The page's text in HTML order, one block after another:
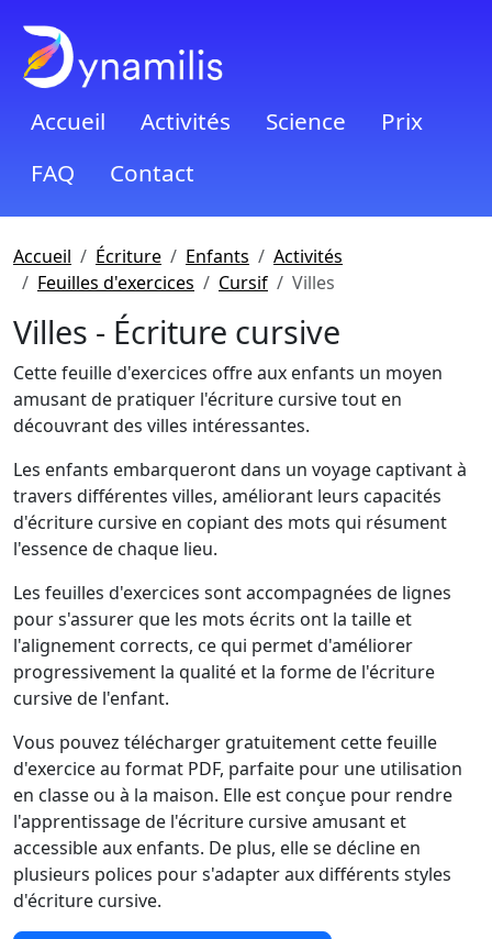
Accueil Activités Science
Prix
FAQ
Contact
Accueil Écriture Enfants
Activités
Feuilles d'exercices
Cursif Villes
Villes - Écriture cursive
Cette feuille d'exercices offre aux enfants un moyen
amusant de pratiquer l'écriture cursive tout en
découvrant des villes intéressantes.
Les enfants embarqueront dans un voyage captivant à
travers différentes villes, améliorant leurs capacités
d'écriture cursive en copiant des mots qui résument
l'essence de chaque lieu.
Les feuilles d'exercices sont accompagnées de lignes
pour s'assurer que les mots écrits ont la taille et
l'alignement corrects, ce qui permet d'améliorer
progressivement la qualité et la forme de l'écriture
cursive de l'enfant.
Vous pouvez télécharger gratuitement cette feuille
d'exercice au format PDF, parfaite pour une utilisation
en classe ou à la maison. Elle est conçue pour rendre
l'apprentissage de l'écriture cursive amusant et
accessible aux enfants. De plus, elle se décline en
plusieurs polices pour s'adapter aux différents styles
d'écriture cursive.